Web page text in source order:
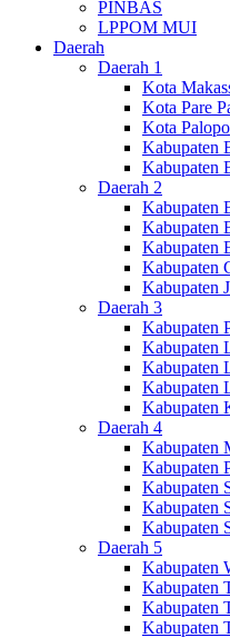
PINBAS
LPPOM MUI
Daerah
Daerah 1
Kota
Kota Pare
Kota Palopo
Kabupaten
Kabupaten
Daerah 2
Kabupaten
Kabupaten
Kabupaten
Kabupaten
Kabupaten
Daerah 3
Kabupaten
Kabupaten
Kabupaten
Kabupaten
Kabupaten
Daerah 4
Kabupaten
Kabupaten
Kabupaten
Kabupaten
Kabupaten
Daerah 5
Kabupaten
Kabupaten
Kabupaten
Kabupaten